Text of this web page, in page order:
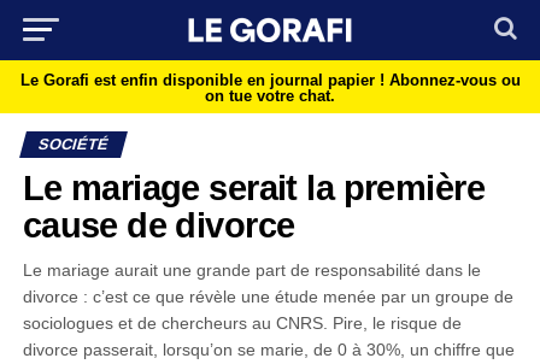
Le Gorafi est enfin disponible en journal papier ! Abonnez-vous ou
on tue votre chat.
SOCIÉTÉ
Le mariage serait la première
cause de divorce
Le mariage aurait une grande part de responsabilité dans le
divorce : c’est ce que révèle une étude menée par un groupe de
sociologues et de chercheurs au CNRS. Pire, le risque de
divorce passerait, lorsqu’on se marie, de 0 à 30%, un chiffre que